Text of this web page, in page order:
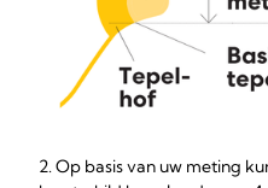
2. Op basis van uw meting